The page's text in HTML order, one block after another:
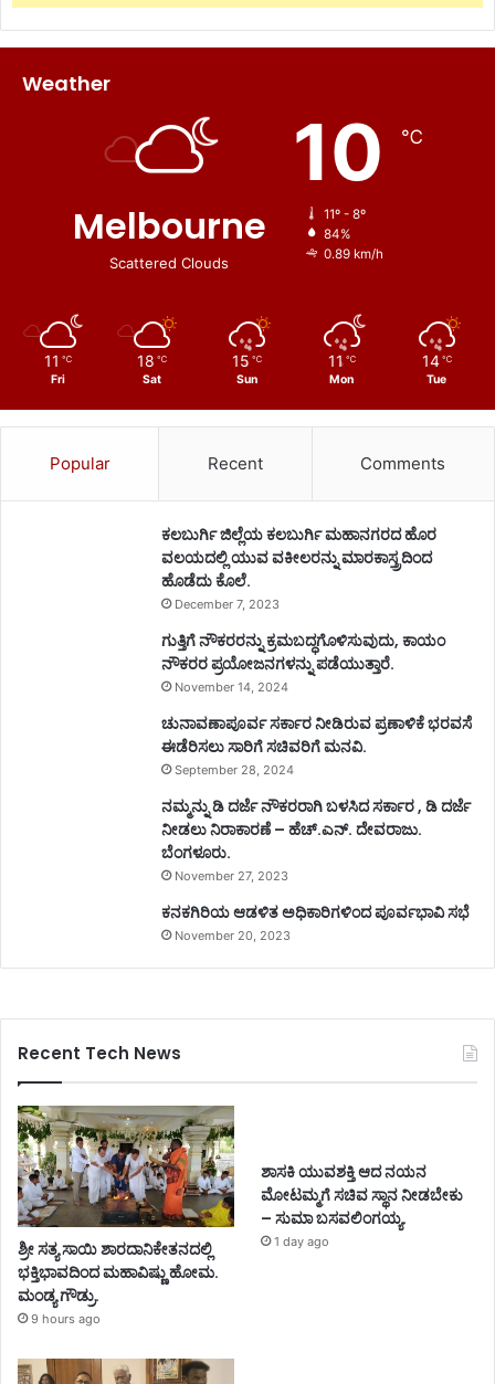
Weather
Melbourne
Scattered Clouds
10 ℃
11º - 8º
84%
0.89 km/h
11 ℃
Fri
18 ℃
Sat
15 ℃
Sun
11 ℃
Mon
14 ℃
Tue
Popular Recent Comments
ಕಲಬುರ್ಗಿ ಜಿಲ್ಲೆಯ ಕಲಬುರ್ಗಿ ಮಹಾನಗರದ ಹೊರ
ವಲಯದಲ್ಲಿ ಯುವ ವಕೀಲರನ್ನು ಮಾರಕಾಸ್ತ್ರದಿಂದ
ಹೊಡೆದು ಕೊಲೆ.
December 7, 2023
ಗುತ್ತಿಗೆ ನೌಕರರನ್ನು ಕ್ರಮಬದ್ಧಗೊಳಿಸುವುದು, ಕಾಯಂ
ನೌಕರರ ಪ್ರಯೋಜನಗಳನ್ನು ಪಡೆಯುತ್ತಾರೆ.
November 14, 2024
ಚುನಾವಣಾಪೂರ್ವ ಸರ್ಕಾರ ನೀಡಿರುವ ಪ್ರಣಾಳಿಕೆ ಭರವಸೆ
ಈಡೆರಿಸಲು ಸಾರಿಗೆ ಸಚಿವರಿಗೆ ಮನವಿ.
September 28, 2024
ನಮ್ಮನ್ನು ಡಿ ದರ್ಜೆ ನೌಕರರಾಗಿ ಬಳಸಿದ ಸರ್ಕಾರ , ಡಿ ದರ್ಜೆ
ನೀಡಲು ನಿರಾಕಾರಣೆ – ಹೆಚ್.ಎನ್. ದೇವರಾಜು.
ಬೆಂಗಳೂರು.
November 27, 2023
ಕನಕಗಿರಿಯ ಆಡಳಿತ ಅಧಿಕಾರಿಗಳಿಂದ ಪೂರ್ವಭಾವಿ ಸಭೆ
November 20, 2023
Recent Tech News
ಶ್ರೀ ಸತ್ಯ ಸಾಯಿ ಶಾರದಾನಿಕೇತನದಲ್ಲಿ
ಭಕ್ತಿಭಾವದಿಂದ ಮಹಾವಿಷ್ಣು ಹೋಮ.
ಮಂಡ್ಯ ಗೌಡ್ರು.
9 hours ago
ಶಾಸಕಿ ಯುವಶಕ್ತಿ ಆದ ನಯನ
ಮೋಟಮ್ಮಗೆ ಸಚಿವ ಸ್ಥಾನ ನೀಡಬೇಕು
– ಸುಮಾ ಬಸವಲಿಂಗಯ್ಯ.
1 day ago